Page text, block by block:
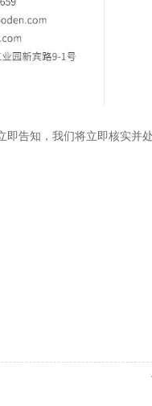
告知，我们将立即核实并处